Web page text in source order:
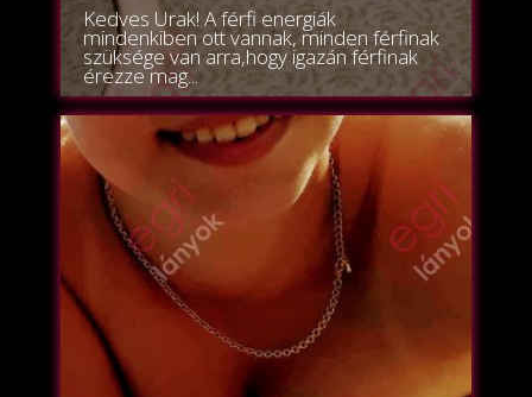
Kedves Urak! A férfi energiák
mindenkiben ott vannak, minden férfinak
szüksége van arra,hogy igazán férfinak
érezze mag...